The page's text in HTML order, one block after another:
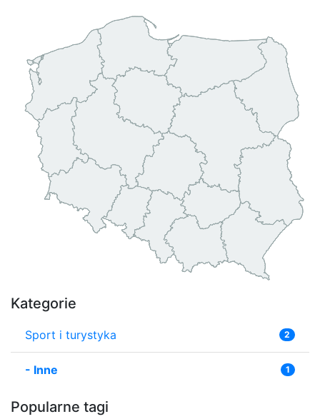
Kategorie
Sport i turystyka 2
- Inne 1
Popularne tagi